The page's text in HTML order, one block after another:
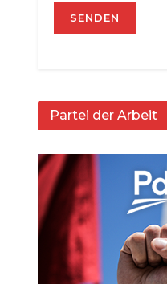
Partei der Arbeit